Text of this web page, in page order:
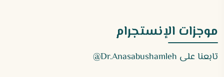
موجزات الإنستجرام
تابعنا على Dr.anasabushamleh@